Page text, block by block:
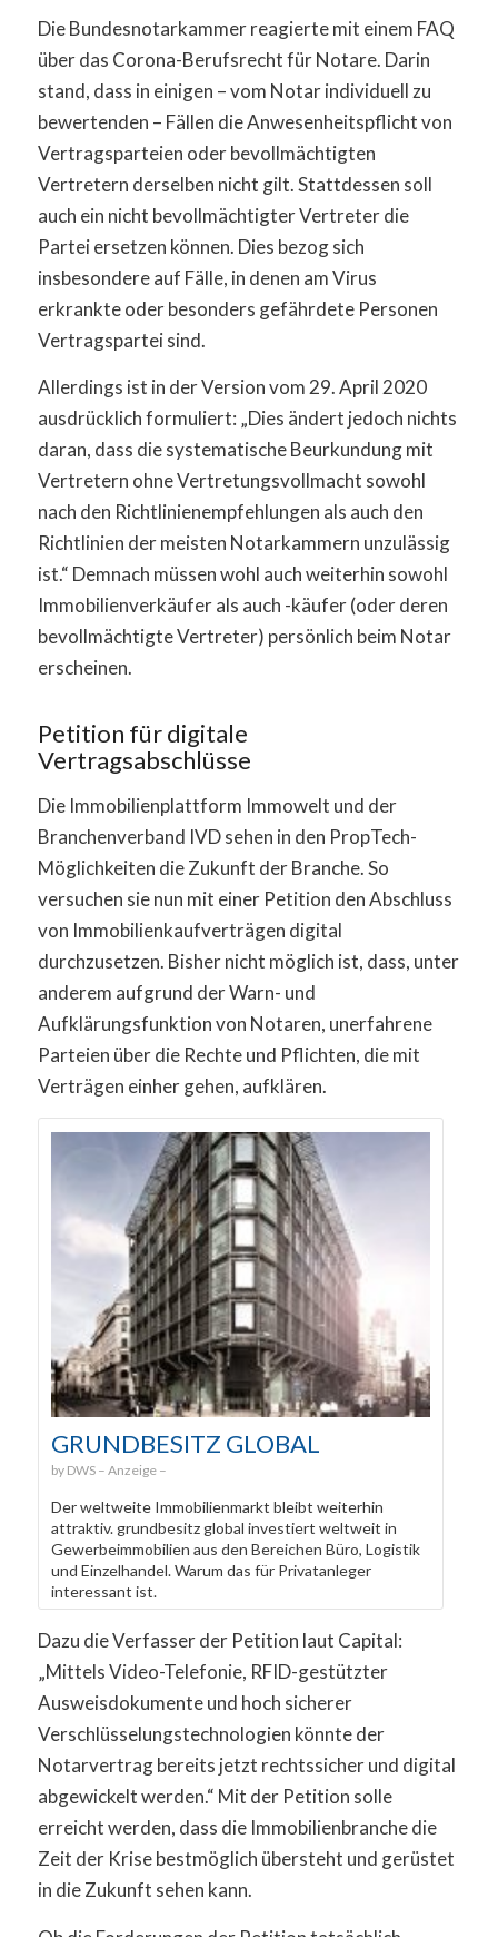
Die Bundesnotarkammer reagierte mit einem FAQ
über das Corona-Berufsrecht für Notare. Darin
stand, dass in einigen – vom Notar individuell zu
bewertenden – Fällen die Anwesenheitspflicht von
Vertragsparteien oder bevollmächtigten
Vertretern derselben nicht gilt. Stattdessen soll
auch ein nicht bevollmächtigter Vertreter die
Partei ersetzen können. Dies bezog sich
insbesondere auf Fälle, in denen am Virus
erkrankte oder besonders gefährdete Personen
Vertragspartei sind.
Allerdings ist in der Version vom 29. April 2020
ausdrücklich formuliert: „Dies ändert jedoch nichts
daran, dass die systematische Beurkundung mit
Vertretern ohne Vertretungsvollmacht sowohl
nach den Richtlinienempfehlungen als auch den
Richtlinien der meisten Notarkammern unzulässig
ist.“ Demnach müssen wohl auch weiterhin sowohl
Immobilienverkäufer als auch -käufer (oder deren
bevollmächtigte Vertreter) persönlich beim Notar
erscheinen.
Petition für digitale
Vertragsabschlüsse
Die Immobilienplattform Immowelt und der
Branchenverband IVD sehen in den PropTech-
Möglichkeiten die Zukunft der Branche. So
versuchen sie nun mit einer Petition den Abschluss
von Immobilienkaufverträgen digital
durchzusetzen. Bisher nicht möglich ist, dass, unter
anderem aufgrund der Warn- und
Aufklärungsfunktion von Notaren, unerfahrene
Parteien über die Rechte und Pflichten, die mit
Verträgen einher gehen, aufklären.
GRUNDBESITZ GLOBAL
DWS
Der weltweite Immobilienmarkt bleibt weiterhin
attraktiv. grundbesitz global investiert weltweit in
Gewerbeimmobilien aus den Bereichen Büro, Logistik
und Einzelhandel. Warum das für Privatanleger
interessant ist.
Dazu die Verfasser der Petition laut Capital:
„Mittels Video-Telefonie, RFID-gestützter
Ausweisdokumente und hoch sicherer
Verschlüsselungstechnologien könnte der
Notarvertrag bereits jetzt rechtssicher und digital
abgewickelt werden.“ Mit der Petition solle
erreicht werden, dass die Immobilienbranche die
Zeit der Krise bestmöglich übersteht und gerüstet
in die Zukunft sehen kann.